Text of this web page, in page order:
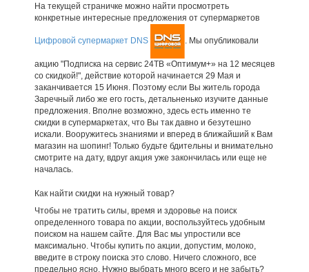
На текущей страничке можно найти просмотреть
конкретные интересные предложения от супермаркетов
Цифровой супермаркет DNS . Мы опубликовали
акцию "Подписка на сервис 24ТВ «Оптимум+» на 12 месяцев
со скидкой!", действие которой начинается 29 Мая и
заканчивается 15 Июня. Поэтому если Вы житель города
Заречный либо же его гость, детальненько изучите данные
предложения. Вполне возможно, здесь есть именно те
скидки в супермаркетах, что Вы так давно и безутешно
искали. Вооружитесь знаниями и вперед в ближайший к Вам
магазин на шопинг! Только будьте бдительны и внимательно
смотрите на дату, вдруг акция уже закончилась или еще не
началась.
Как найти скидки на нужный товар?
Чтобы не тратить силы, время и здоровье на поиск
определенного товара по акции, воспользуйтесь удобным
поиском на нашем сайте. Для Вас мы упростили все
максимально. Чтобы купить по акции, допустим, молоко,
введите в строку поиска это слово. Ничего сложного, все
предельно ясно. Нужно выбрать много всего и не забыть?